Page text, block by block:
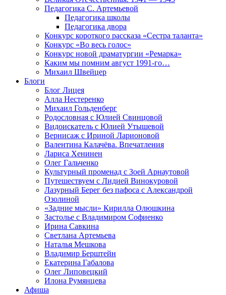
Педагогика С. Артемьевой
Педагогика школы
Педагогика двора
Конкурс короткого рассказа «Сестра таланта»
Конкурс «Во весь голос»
Конкурс новой драматургии «Ремарка»
Каким мы помним август 1991-го…
Михаил Швейцер
Блоги
Блог Лицея
Алла Нестеренко
Михаил Гольденберг
Родословная с Юлией Свинцовой
Видоискатель с Юлией Утышевой
Вернисаж с Ириной Ларионовой
Валентина Калачёва. Впечатления
Лариса Хенинен
Олег Гальченко
Культурный променад с Зоей Арнаутовой
Путешествуем с Лидией Винокуровой
Лазурный Берег без пафоса с Александрой
Озолиной
«Задние мысли» Кирилла Олюшкина
Застолье с Владимиром Софиенко
Ирина Савкина
Светлана Артемьева
Наталья Мешкова
Владимир Берштейн
Екатерина Габалова
Олег Липовецкий
Илона Румянцева
Афиша